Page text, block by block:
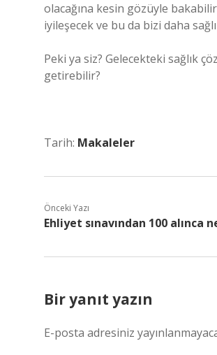
olacağına kesin gözüyle
iyileşecek ve bu da bizi daha
Peki ya siz? Gelecekteki sağlık
getirebilir?
Tarih: Makaleler
Önceki Yazı
Ehliyet sınavından 100 alınca
Bir yanıt yazın
E-posta adresiniz